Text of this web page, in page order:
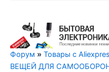
Форум » Товары с
ВЕЩЕЙ ДЛЯ